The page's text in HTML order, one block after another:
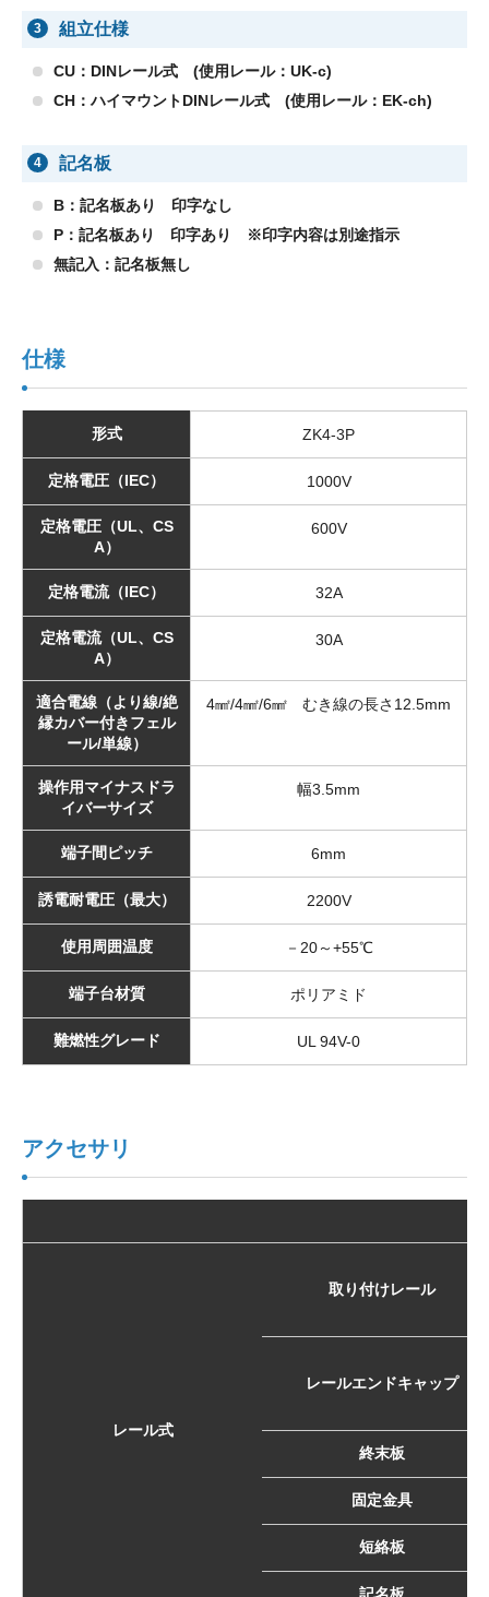
3 組立仕様
CU：DINレール式 (使用レール：UK-c)
CH：ハイマウントDINレール式 (使用レール：EK-ch)
4 記名板
B：記名板あり 印字なし
P：記名板あり 印字あり ※印字内容は別途指示
無記入：記名板無し
仕様
形式 ZK4-3P
定格電圧（IEC） 1000V
定格電圧（UL、CS
A）
600V
定格電流（IEC） 32A
定格電流（UL、CS
A）
30A
適合電線（より線/絶
縁カバー付きフェル
ール/単線）
4㎟/4㎟/6㎟ むき線の長さ12.5mm
操作用マイナスドラ
イバーサイズ
幅3.5mm
端子間ピッチ 6mm
誘電耐電圧（最大） 2200V
使用周囲温度 －20～+55℃
端子台材質 ポリアミド
難燃性グレード UL 94V-0
アクセサリ
レール式
取り付けレール
レールエンドキャップ
終末板
固定金具
短絡板